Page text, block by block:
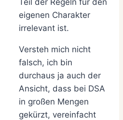
eigenen Charakter
irrelevant ist.
Versteh mich nicht
falsch, ich bin
durchaus ja auch der
Ansicht, dass bei DSA
in großen Mengen
gekürzt, vereinfacht